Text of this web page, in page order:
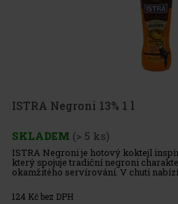
ISTRA Negroni 13% 1 l
SKLADEM (> 5 ks)
ISTRA Negroni je hotový koktejl
který spojuje tradiční negroni
okamžitého servírování. V chuti
profil, kde se krásně propojují hořké
124 Kč bez DPH